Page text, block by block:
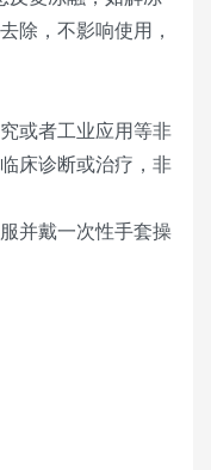
除，不影响使用，
或者工业应用等非
床诊断或治疗，非
并戴一次性手套操